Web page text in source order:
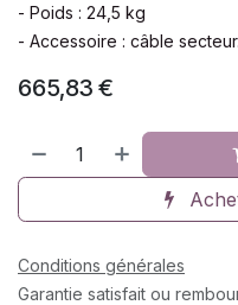
- Poids : 24,5 kg
- Accessoire : câble secteur.
665,83 €
Conditions générales
Garantie satisfait ou